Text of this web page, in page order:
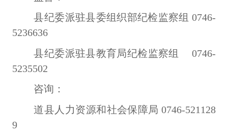
县纪委派驻县委组织部纪检监察组 0746-
5236636
县纪委派驻县教育局纪检监察组
0746-
5235502
咨询：
道县 人力资源和社会保障局 0746-521128
9